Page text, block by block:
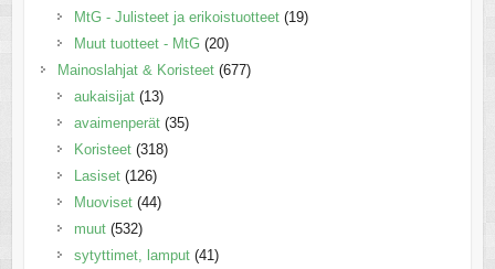
MtG - Julisteet ja erikoistuotteet (19)
Muut tuotteet - MtG (20)
Mainoslahjat & Koristeet (677)
aukaisijat (13)
avaimenperät (35)
Koristeet (318)
Lasiset (126)
Muoviset (44)
muut (532)
sytyttimet, lamput (41)